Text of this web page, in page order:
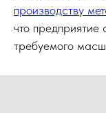
производству
что предприятие
требуемого